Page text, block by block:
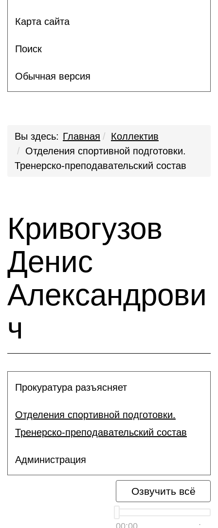
Карта сайта
Поиск
Обычная версия
Вы здесь: Главная
Коллектив
Отделения спортивной подготовки.
Тренерско-преподавательский состав
Кривогузов
Денис
Александрови
ч
Прокуратура разъясняет
Отделения спортивной подготовки.
Тренерско-преподавательский состав
Администрация
Озвучить всё
00:00 __:__